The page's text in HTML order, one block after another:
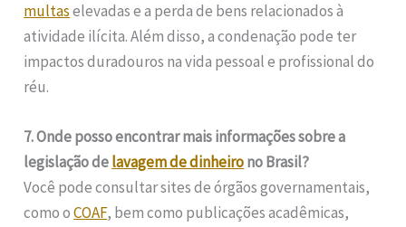
multaselevadas e a perda de bens relacionados à
atividade ilícita. Além disso, a condenação pode ter
impactos duradouros na vida pessoal e profissional do
réu.
7. Onde posso encontrar mais informações sobre a
legislação delavagem de dinheirono Brasil?
Você pode consultar sites de órgãos governamentais,
como oCOAF, bem como publicações acadêmicas,